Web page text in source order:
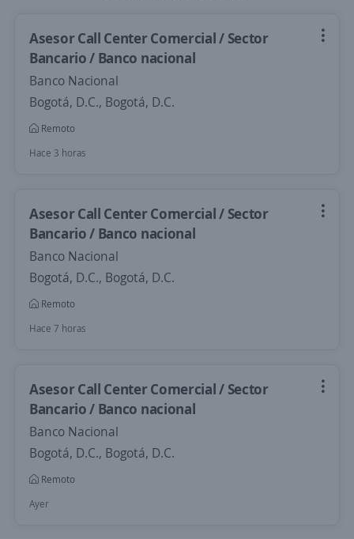
Asesor Call Center Comercial / Sector
Bancario / Banco nacional
Banco Nacional
Bogotá, D.C., Bogotá, D.C.
Remoto
Hace 3 horas
Asesor Call Center Comercial / Sector
Bancario / Banco nacional
Banco Nacional
Bogotá, D.C., Bogotá, D.C.
Remoto
Hace 7 horas
Asesor Call Center Comercial / Sector
Bancario / Banco nacional
Banco Nacional
Bogotá, D.C., Bogotá, D.C.
Remoto
Ayer